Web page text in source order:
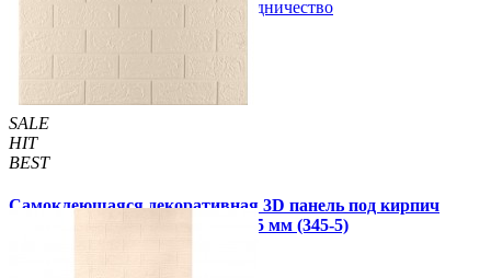
Купить В закладки Сотрудничество
SALE
HIT
BEST
Самоклеющаяся декоративная 3D панель под кирпич
цвета слоновой кости 700x770x5 мм (345-5)